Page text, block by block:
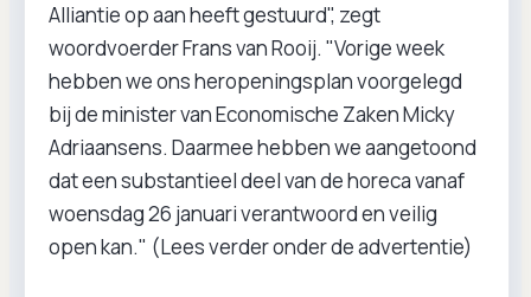
Alliantie op aan heeft gestuurd", zegt
woordvoerder Frans van Rooij. "Vorige week
hebben we ons heropeningsplan voorgelegd
bij de minister van Economische Zaken Micky
Adriaansens. Daarmee hebben we aangetoond
dat een substantieel deel van de horeca vanaf
woensdag 26 januari verantwoord en veilig
open kan." (Lees verder onder de advertentie)